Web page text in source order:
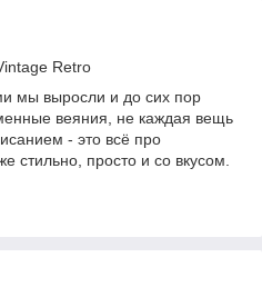
Retro
мы выросли и до сих пор
веяния, не каждая вещь
- это всё про
стильно, просто и со вкусом.